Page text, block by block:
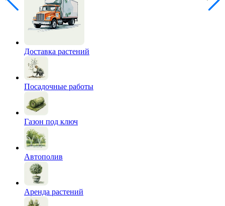
Доставка растений
Посадочные работы
Газон под ключ
Автополив
Аренда растений